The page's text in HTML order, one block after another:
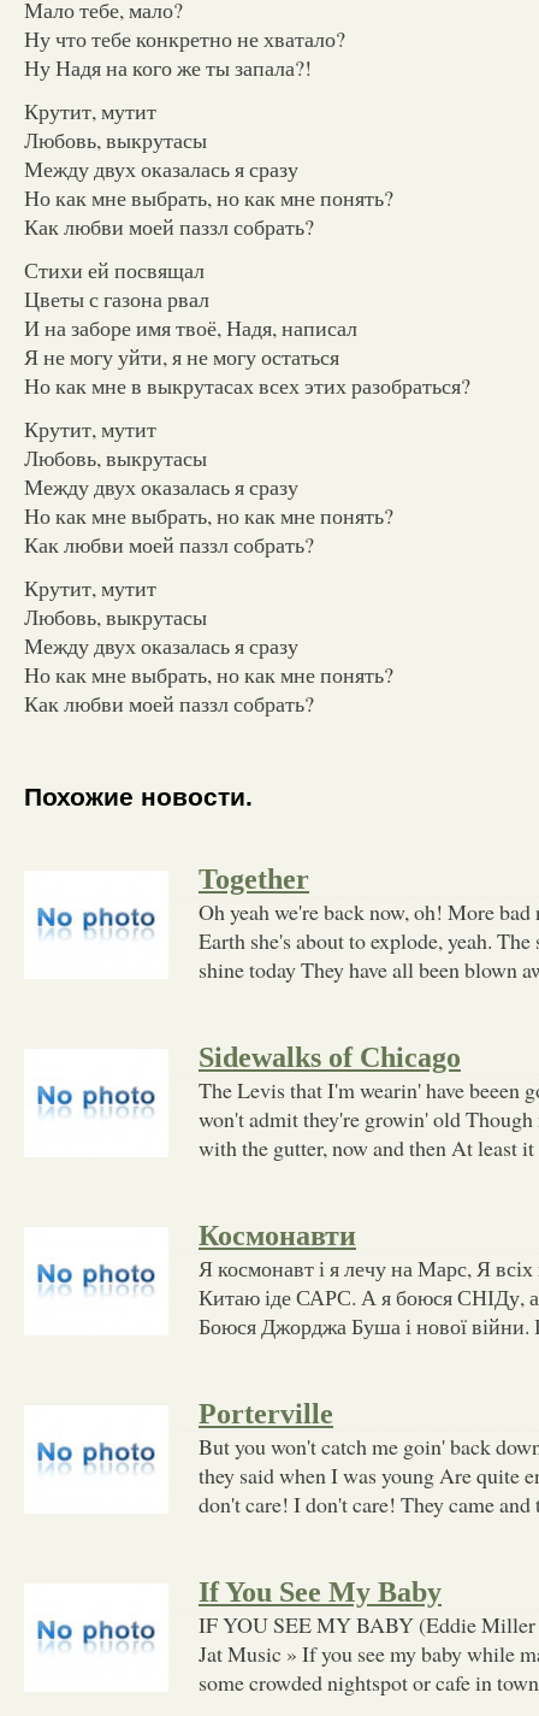
Мало тебе, мало?
Ну что тебе конкретно не хватало?
Ну Надя на кого же ты запала?!
Крутит, мутит
Любовь, выкрутасы
Между двух оказалась я сразу
Но как мне выбрать, но как мне понять?
Как любви моей паззл собрать?
Стихи ей посвящал
Цветы с газона рвал
И на заборе имя твоё, Надя, написал
Я не могу уйти, я не могу остаться
Но как мне в выкрутасах всех этих разобраться?
Крутит, мутит
Любовь, выкрутасы
Между двух оказалась я сразу
Но как мне выбрать, но как мне понять?
Как любви моей паззл собрать?
Крутит, мутит
Любовь, выкрутасы
Между двух оказалась я сразу
Но как мне выбрать, но как мне понять?
Как любви моей паззл собрать?
Похожие новости.
Together
Oh yeah we're back now, oh! More
Earth she's about to explode, yeah.
shine today They have all been blown
Sidewalks of Chicago
The Levis that I'm wearin' have beeen
won't admit they're growin' old
with the gutter, now and then At least it
Космонавти
Я космонавт і я лечу на Марс, Я всіх
Китаю іде САРС. А я боюся СНІДу,
Боюся Джорджа Буша і нової війни.
Porterville
But you won't catch me goin' back
they said when I was young Are quite
don't care! I don't care! They came and
If You See My Baby
IF YOU SEE MY BABY (Eddie
Jat Music » If you see my baby while
some crowded nightspot or cafe in